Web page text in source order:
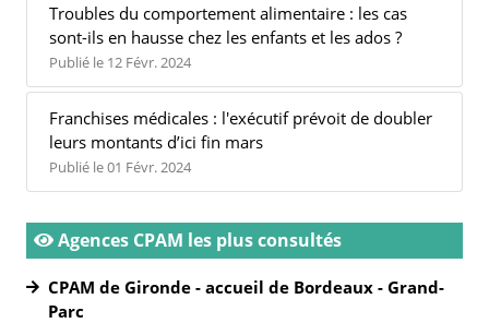
Troubles du comportement alimentaire : les cas
sont-ils en hausse chez les enfants et les ados ?
Publié le 12 Févr. 2024
Franchises médicales : l'exécutif prévoit de doubler
leurs montants d’ici fin mars
Publié le 01 Févr. 2024
Agences CPAM les plus consultés
CPAM de Gironde - accueil de Bordeaux - Grand-
Parc